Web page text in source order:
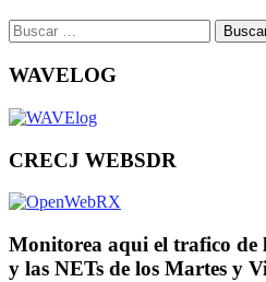
Buscar:
WAVELOG
CRECJ WEBSDR
Monitorea aqui el trafico de
y las NETs de los Martes y